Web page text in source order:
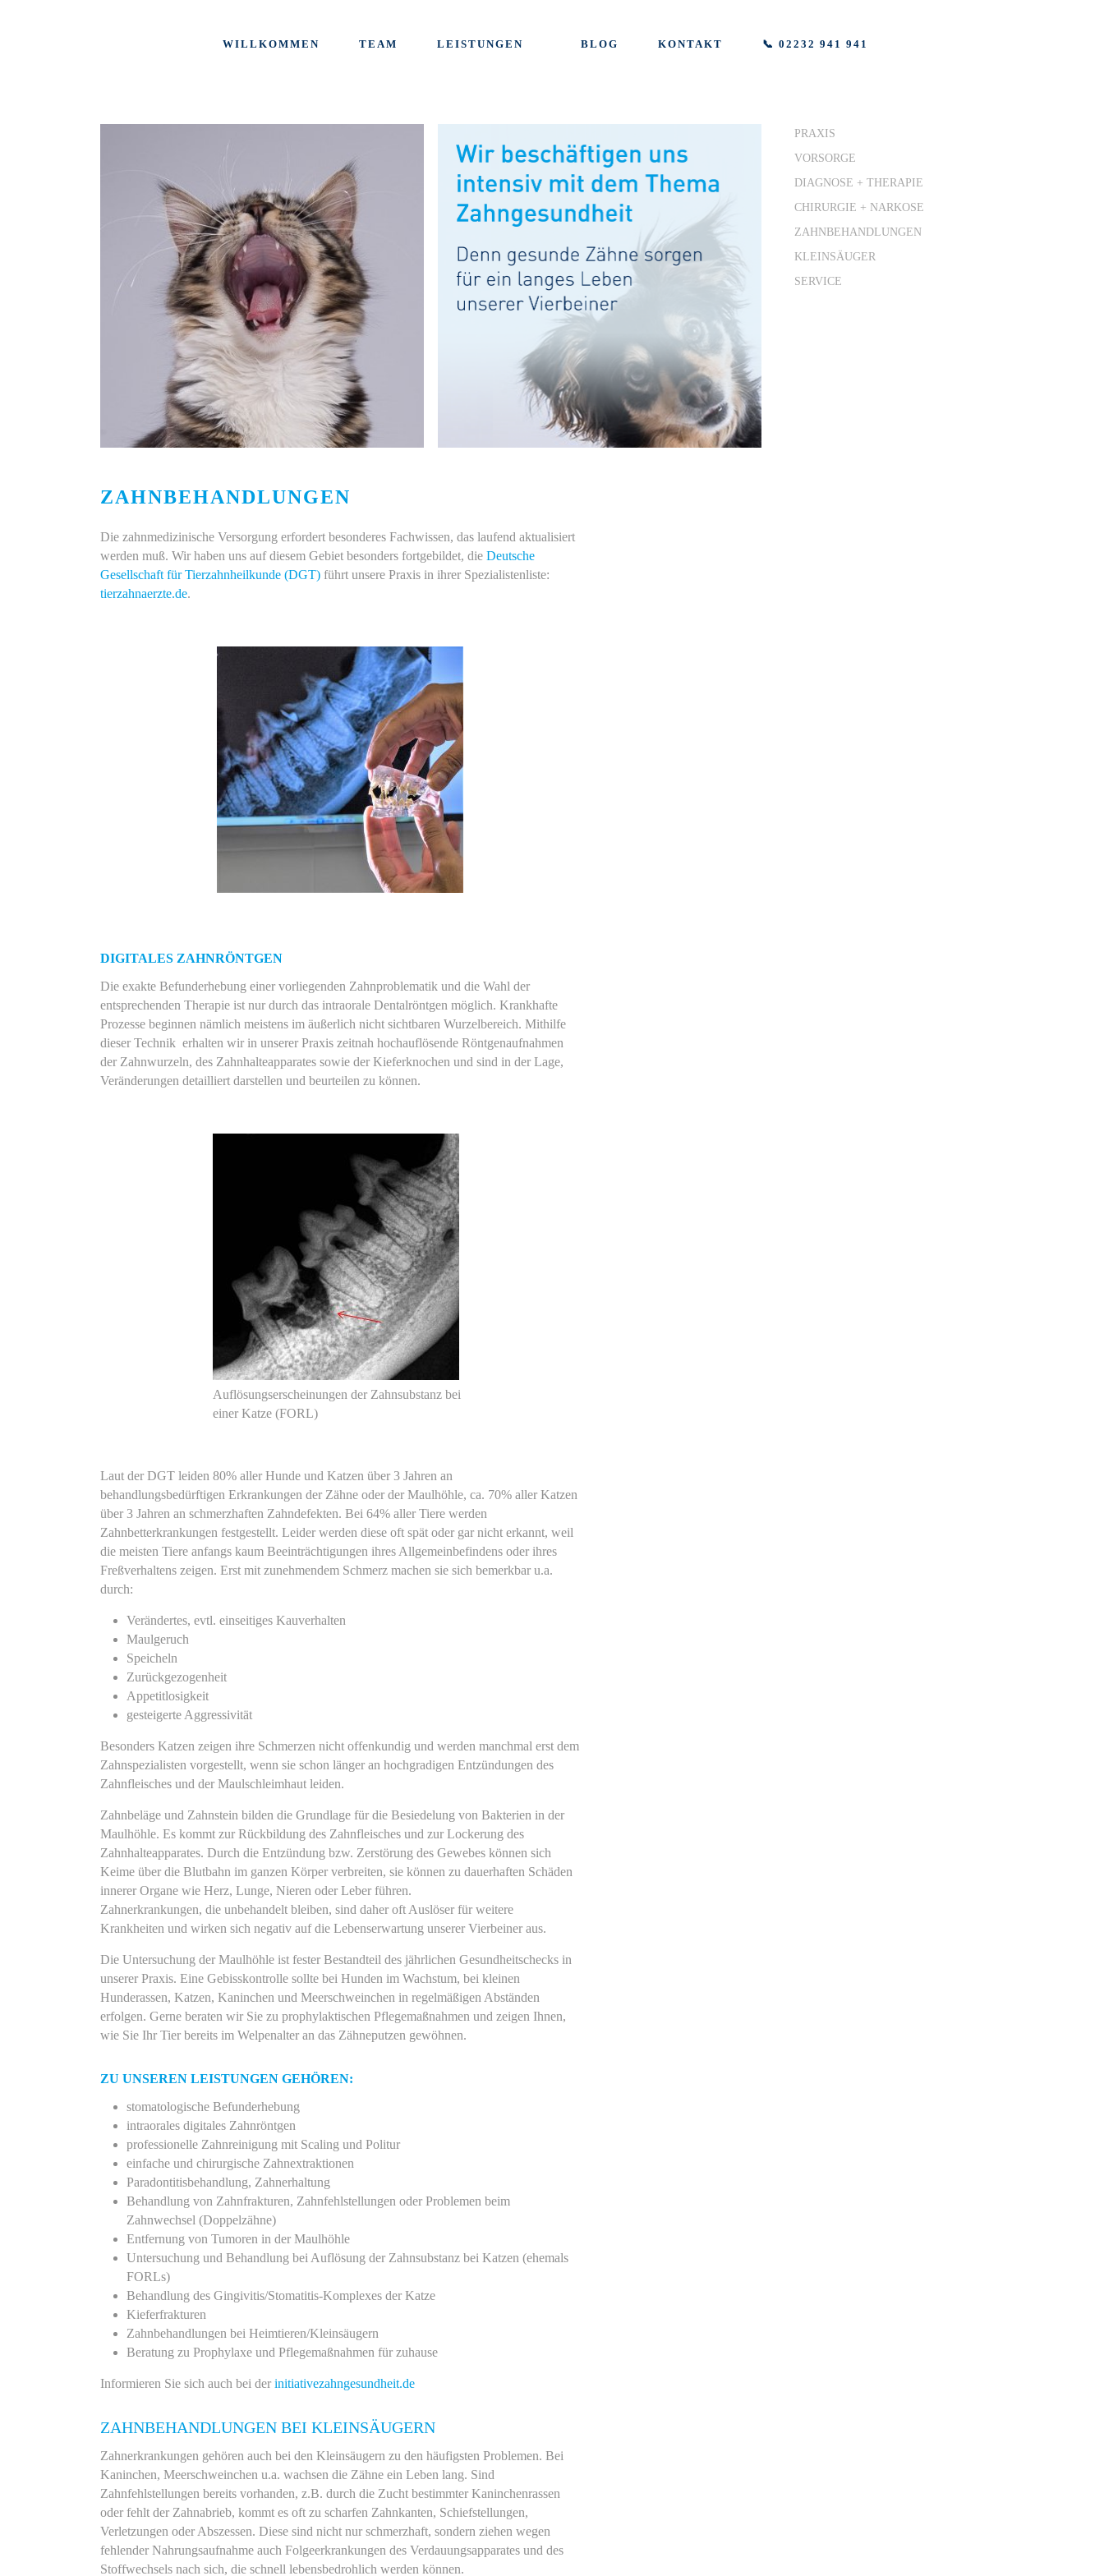
WILLKOMMEN TEAM LEISTUNGEN BLOG KONTAKT 📞 02232 941 941
ZAHNBEHANDLUNGEN
Die zahnmedizinische Versorgung erfordert besonderes Fachwissen, das laufend aktualisiert
werden muß. Wir haben uns auf diesem Gebiet besonders fortgebildet, die Deutsche
Gesellschaft für Tierzahnheilkunde (DGT) führt unsere Praxis in ihrer Spezialistenliste:
tierzahnaerzte.de.
DIGITALES ZAHNRÖNTGEN
Die exakte Befunderhebung einer vorliegenden Zahnproblematik und die Wahl der
entsprechenden Therapie ist nur durch das intraorale Dentalröntgen möglich. Krankhafte
Prozesse beginnen nämlich meistens im äußerlich nicht sichtbaren Wurzelbereich. Mithilfe
dieser Technik erhalten wir in unserer Praxis zeitnah hochauflösende Röntgenaufnahmen
der Zahnwurzeln, des Zahnhalteapparates sowie der Kieferknochen und sind in der Lage,
Veränderungen detailliert darstellen und beurteilen zu können.
Auflösungserscheinungen der Zahnsubstanz bei
einer Katze (FORL)
Laut der DGT leiden 80% aller Hunde und Katzen über 3 Jahren an
behandlungsbedürftigen Erkrankungen der Zähne oder der Maulhöhle, ca. 70% aller Katzen
über 3 Jahren an schmerzhaften Zahndefekten. Bei 64% aller Tiere werden
Zahnbetterkrankungen festgestellt. Leider werden diese oft spät oder gar nicht erkannt, weil
die meisten Tiere anfangs kaum Beeinträchtigungen ihres Allgemeinbefindens oder ihres
Freßverhaltens zeigen. Erst mit zunehmendem Schmerz machen sie sich bemerkbar u.a.
durch:
Verändertes, evtl. einseitiges Kauverhalten
Maulgeruch
Speicheln
Zurückgezogenheit
Appetitlosigkeit
gesteigerte Aggressivität
Besonders Katzen zeigen ihre Schmerzen nicht offenkundig und werden manchmal erst dem
Zahnspezialisten vorgestellt, wenn sie schon länger an hochgradigen Entzündungen des
Zahnfleisches und der Maulschleimhaut leiden.
Zahnbeläge und Zahnstein bilden die Grundlage für die Besiedelung von Bakterien in der
Maulhöhle. Es kommt zur Rückbildung des Zahnfleisches und zur Lockerung des
Zahnhalteapparates. Durch die Entzündung bzw. Zerstörung des Gewebes können sich
Keime über die Blutbahn im ganzen Körper verbreiten, sie können zu dauerhaften Schäden
innerer Organe wie Herz, Lunge, Nieren oder Leber führen.
Zahnerkrankungen, die unbehandelt bleiben, sind daher oft Auslöser für weitere
Krankheiten und wirken sich negativ auf die Lebenserwartung unserer Vierbeiner aus.
Die Untersuchung der Maulhöhle ist fester Bestandteil des jährlichen Gesundheitschecks in
unserer Praxis. Eine Gebisskontrolle sollte bei Hunden im Wachstum, bei kleinen
Hunderassen, Katzen, Kaninchen und Meerschweinchen in regelmäßigen Abständen
erfolgen. Gerne beraten wir Sie zu prophylaktischen Pflegemaßnahmen und zeigen Ihnen,
wie Sie Ihr Tier bereits im Welpenalter an das Zähneputzen gewöhnen.
ZU UNSEREN LEISTUNGEN GEHÖREN:
stomatologische Befunderhebung
intraorales digitales Zahnröntgen
professionelle Zahnreinigung mit Scaling und Politur
einfache und chirurgische Zahnextraktionen
Paradontitisbehandlung, Zahnerhaltung
Behandlung von Zahnfrakturen, Zahnfehlstellungen oder Problemen beim
Zahnwechsel (Doppelzähne)
Entfernung von Tumoren in der Maulhöhle
Untersuchung und Behandlung bei Auflösung der Zahnsubstanz bei Katzen (ehemals
FORLs)
Behandlung des Gingivitis/Stomatitis-Komplexes der Katze
Kieferfrakturen
Zahnbehandlungen bei Heimtieren/Kleinsäugern
Beratung zu Prophylaxe und Pflegemaßnahmen für zuhause
Informieren Sie sich auch bei der initiativezahngesundheit.de
ZAHNBEHANDLUNGEN BEI KLEINSÄUGERN
Zahnerkrankungen gehören auch bei den Kleinsäugern zu den häufigsten Problemen. Bei
Kaninchen, Meerschweinchen u.a. wachsen die Zähne ein Leben lang. Sind
Zahnfehlstellungen bereits vorhanden, z.B. durch die Zucht bestimmter Kaninchenrassen
oder fehlt der Zahnabrieb, kommt es oft zu scharfen Zahnkanten, Schiefstellungen,
Verletzungen oder Abszessen. Diese sind nicht nur schmerzhaft, sondern ziehen wegen
fehlender Nahrungsaufnahme auch Folgeerkrankungen des Verdauungsapparates und des
Stoffwechsels nach sich, die schnell lebensbedrohlich werden können.
PRAXIS
VORSORGE
DIAGNOSE + THERAPIE
CHIRURGIE + NARKOSE
ZAHNBEHANDLUNGEN
KLEINSÄUGER
SERVICE